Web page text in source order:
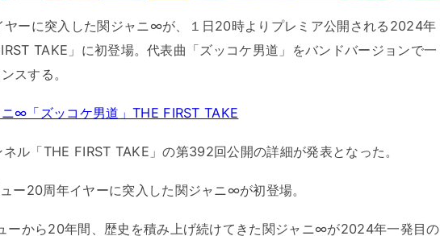
ヤーに突入した関ジャニ∞が、１日20時よりプレミア公開される2024年
TAKE」に初登場。代表曲「ズッコケ男道」をバンドバージョンで一
スする。
ニ∞「ズッコケ男道」THE FIRST TAKE
ル「THE FIRST TAKE」の第392回公開の詳細が発表となった。
ー20周年イヤーに突入した関ジャニ∞が初登場。
から20年間、歴史を積み上げ続けてきた関ジャニ∞が2024年一発目の